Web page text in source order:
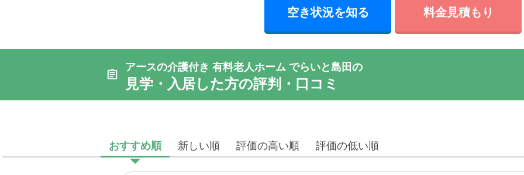
空き状況を知る 料金見積もり
アースの介護付き 有料老人ホーム でらいと島田の
見学・入居した方の評判・口コミ
おすすめ順 新しい順 評価の高い順 評価の低い順